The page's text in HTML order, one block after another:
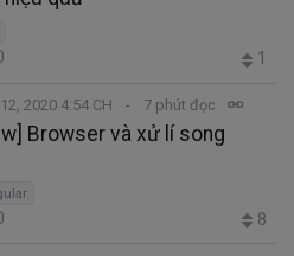
1
2020 4:54 CH 7 phút đọc
Browser và xử lí song
8